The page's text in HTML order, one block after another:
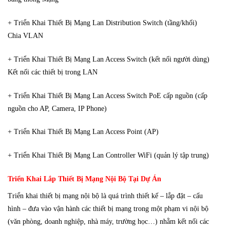
+ Triển Khai Thiết Bị Mạng Lan Distribution Switch (tầng/khối)
Chia VLAN
+ Triển Khai Thiết Bị Mạng Lan Access Switch (kết nối người dùng)
Kết nối các thiết bị trong LAN
+ Triển Khai Thiết Bị Mạng Lan Access Switch PoE cấp nguồn (cấp
nguồn cho AP, Camera, IP Phone)
+ Triển Khai Thiết Bị Mạng Lan Access Point (AP)
+ Triển Khai Thiết Bị Mạng Lan Controller WiFi (quản lý tập trung)
Triển Khai Lắp Thiết Bị Mạng Nội Bộ Tại Dự Án
Triển khai thiết bị mạng nội bộ là quá trình thiết kế – lắp đặt – cấu
hình – đưa vào vận hành các thiết bị mạng trong một phạm vi nội bộ
(văn phòng, doanh nghiệp, nhà máy, trường học…) nhằm kết nối các